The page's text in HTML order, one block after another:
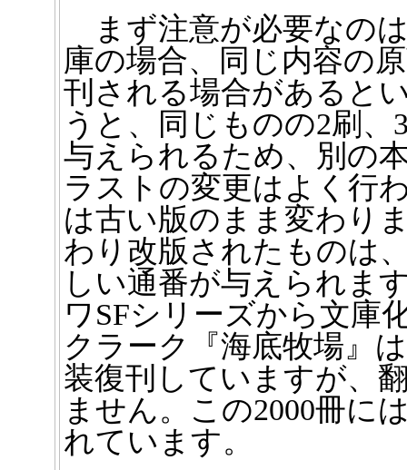
まず注意が必要なの
庫の場合、同じ内容の
刊される場合があると
うと、同じものの2刷
与えられるため、別の
ラストの変更はよく行
は古い版のまま変わり
わり改版されたものは
しい通番が与えられま
ワSFシリーズから文庫
クラーク『海底牧場』
装復刊していますが、
ません。この2000冊に
れています。